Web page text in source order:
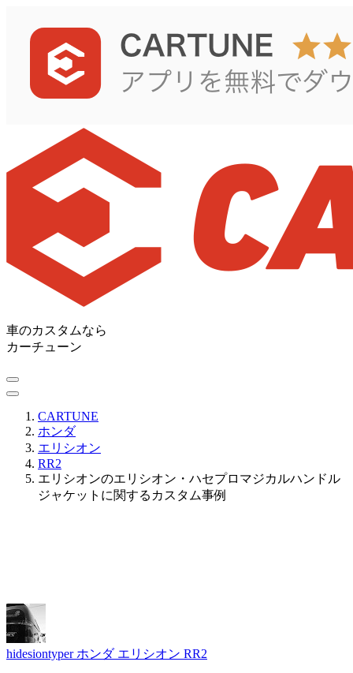
車のカスタムなら
カーチューン
CARTUNE
ホンダ
エリシオン
RR2
エリシオンのエリシオン・ハセプロマジカルハンドル
ジャケットに関するカスタム事例
hidesiontyper ホンダ エリシオン RR2